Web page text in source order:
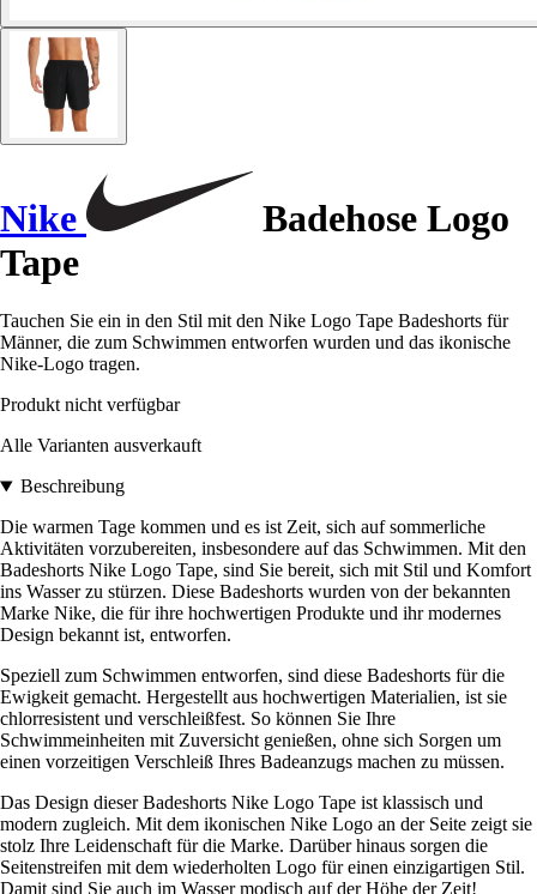
Nike
Badehose Logo
Tape
Tauchen Sie ein in den Stil mit den Nike Logo Tape Badeshorts für
Männer, die zum Schwimmen entworfen wurden und das ikonische
Nike-Logo tragen.
Produkt nicht verfügbar
Alle Varianten ausverkauft
Beschreibung
Die warmen Tage kommen und es ist Zeit, sich auf sommerliche
Aktivitäten vorzubereiten, insbesondere auf das Schwimmen. Mit den
Badeshorts Nike Logo Tape, sind Sie bereit, sich mit Stil und Komfort
ins Wasser zu stürzen. Diese Badeshorts wurden von der bekannten
Marke Nike, die für ihre hochwertigen Produkte und ihr modernes
Design bekannt ist, entworfen.
Speziell zum Schwimmen entworfen, sind diese Badeshorts für die
Ewigkeit gemacht. Hergestellt aus hochwertigen Materialien, ist sie
chlorresistent und verschleißfest. So können Sie Ihre
Schwimmeinheiten mit Zuversicht genießen, ohne sich Sorgen um
einen vorzeitigen Verschleiß Ihres Badeanzugs machen zu müssen.
Das Design dieser Badeshorts Nike Logo Tape ist klassisch und
modern zugleich. Mit dem ikonischen Nike Logo an der Seite zeigt sie
stolz Ihre Leidenschaft für die Marke. Darüber hinaus sorgen die
Seitenstreifen mit dem wiederholten Logo für einen einzigartigen Stil.
Damit sind Sie auch im Wasser modisch auf der Höhe der Zeit!